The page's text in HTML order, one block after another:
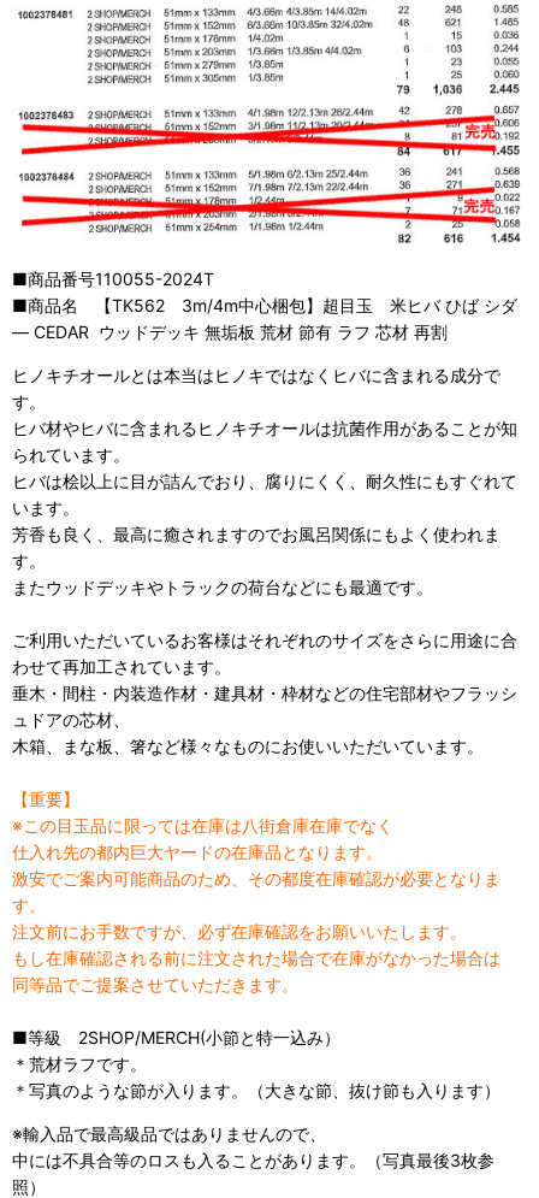
■商品番号110055-2024T
■商品名 【TK562 3m/4m中心梱包】超目玉 米ヒバ ひば シダ
― CEDAR ウッドデッキ 無垢板 荒材 節有 ラフ 芯材 再割
ヒノキチオールとは本当はヒノキではなくヒバに含まれる成分で
す。
ヒバ材やヒバに含まれるヒノキチオールは抗菌作用があることが知
られています。
ヒバは桧以上に目が詰んでおり、腐りにくく、耐久性にもすぐれて
います。
芳香も良く、最高に癒されますのでお風呂関係にもよく使われま
す。
またウッドデッキやトラックの荷台などにも最適です。
ご利用いただいているお客様はそれぞれのサイズをさらに用途に合
わせて再加工されています。
垂木・間柱・内装造作材・建具材・枠材などの住宅部材やフラッシ
ュドアの芯材、
木箱、まな板、箸など様々なものにお使いいただいています。
【重要】
※この目玉品に限っては在庫は八街倉庫在庫でなく
仕入れ先の都内巨大ヤードの在庫品となります。
激安でご案内可能商品のため、その都度在庫確認が必要となりま
す。
注文前にお手数ですが、必ず在庫確認をお願いいたします。
もし在庫確認される前に注文された場合で在庫がなかった場合は
同等品でご提案させていただきます。
■等級 2SHOP/MERCH(小節と特一込み）
＊荒材ラフです。
＊写真のような節が入ります。（大きな節、抜け節も入ります）
※輸入品で最高級品ではありませんので、
中には不具合等のロスも入ることがあります。（写真最後3枚参
照）